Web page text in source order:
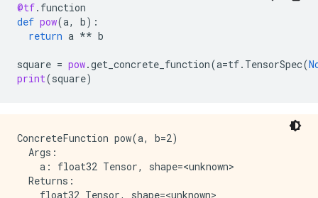
@tf. function
def pow(a, b):
return a ** b
square = pow.get_concrete_function(a=tf. TensorSpec(
print(square)
ConcreteFunction pow(a, b=2)
  Args:
    a: float32 Tensor, shape=<unknown>
  Returns: